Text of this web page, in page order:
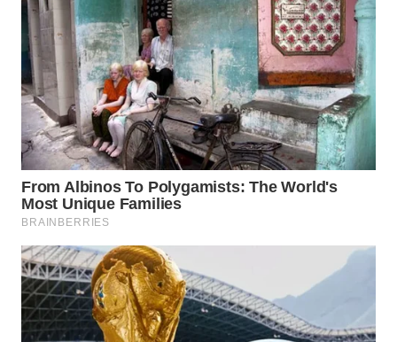
WAHANA
LISTRIK
WAHANA
TRAVEL
WAHANA
TV
ID
WAHANANEWS
CO ID